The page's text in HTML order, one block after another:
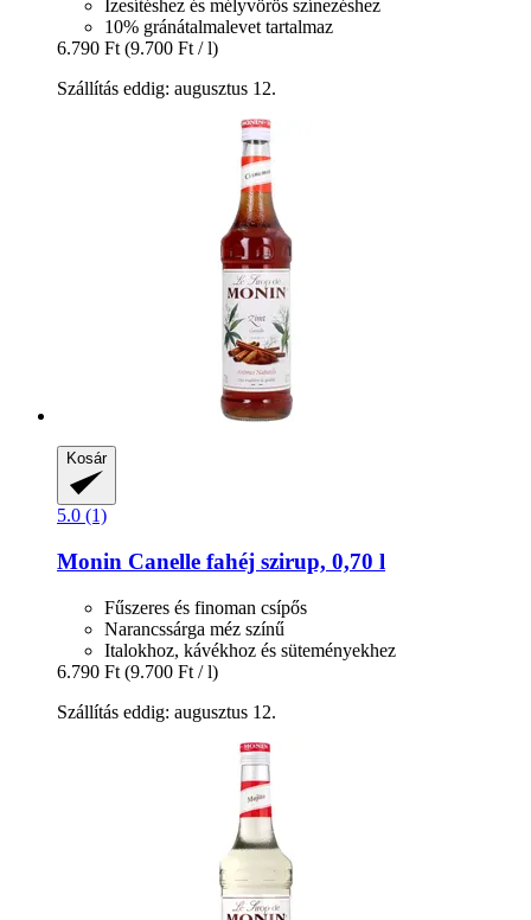
Ízesítéshez és mélyvörös színezéshez
10% gránátalmalevet tartalmaz
6.790 Ft (9.700 Ft / l)
Szállítás eddig: augusztus 12.
Kosár
5.0 (1)
Monin Canelle fahéj szirup, 0,70 l
Fűszeres és finoman csípős
Narancssárga méz színű
Italokhoz, kávékhoz és süteményekhez
6.790 Ft (9.700 Ft / l)
Szállítás eddig: augusztus 12.